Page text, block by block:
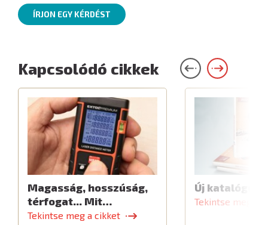
ÍRJON EGY KÉRDÉST
Kapcsolódó cikkek
Magasság, hosszúság,
térfogat... Mit…
Tekintse meg a cikket
Új katalógus
Tekintse meg a